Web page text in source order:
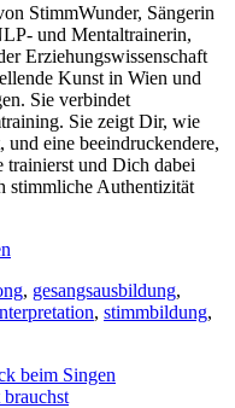
StimmWunder, Sängerin
und Mentaltrainerin,
Erziehungswissenschaft
Kunst in Wien und
Sie verbindet
Sie zeigt Dir, wie
eine beeindruckendere,
trainierst und Dich dabei
stimmliche Authentizität
, gesangsausbildung,
, stimmbildung,
beim Singen